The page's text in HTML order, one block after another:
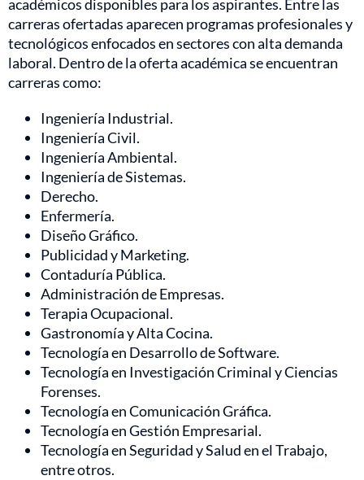
académicos disponibles para los aspirantes. Entre las
carreras ofertadas aparecen programas profesionales y
tecnológicos enfocados en sectores con alta demanda
laboral. Dentro de la oferta académica se encuentran
carreras como:
Ingeniería Industrial.
Ingeniería Civil.
Ingeniería Ambiental.
Ingeniería de Sistemas.
Derecho.
Enfermería.
Diseño Gráfico.
Publicidad y Marketing.
Contaduría Pública.
Administración de Empresas.
Terapia Ocupacional.
Gastronomía y Alta Cocina.
Tecnología en Desarrollo de Software.
Tecnología en Investigación Criminal y Ciencias
Forenses.
Tecnología en Comunicación Gráfica.
Tecnología en Gestión Empresarial.
Tecnología en Seguridad y Salud en el Trabajo,
entre otros.